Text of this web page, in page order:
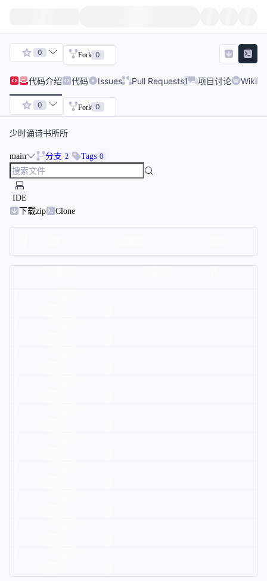
0 Fork 0
代码介绍 代码 Issues Pull Requests1 项目讨论 Wiki
0 Fork 0
少时诵诗书所所
main 分支 2 Tags 0
IDE
下载zip
Clone